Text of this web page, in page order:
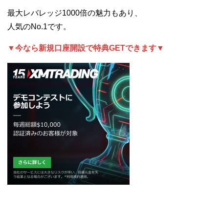
最大レバレッジ1000倍の魅力もあり、
人気のNo.1です。
▼今なら新規口座開設で特典GETできます▼